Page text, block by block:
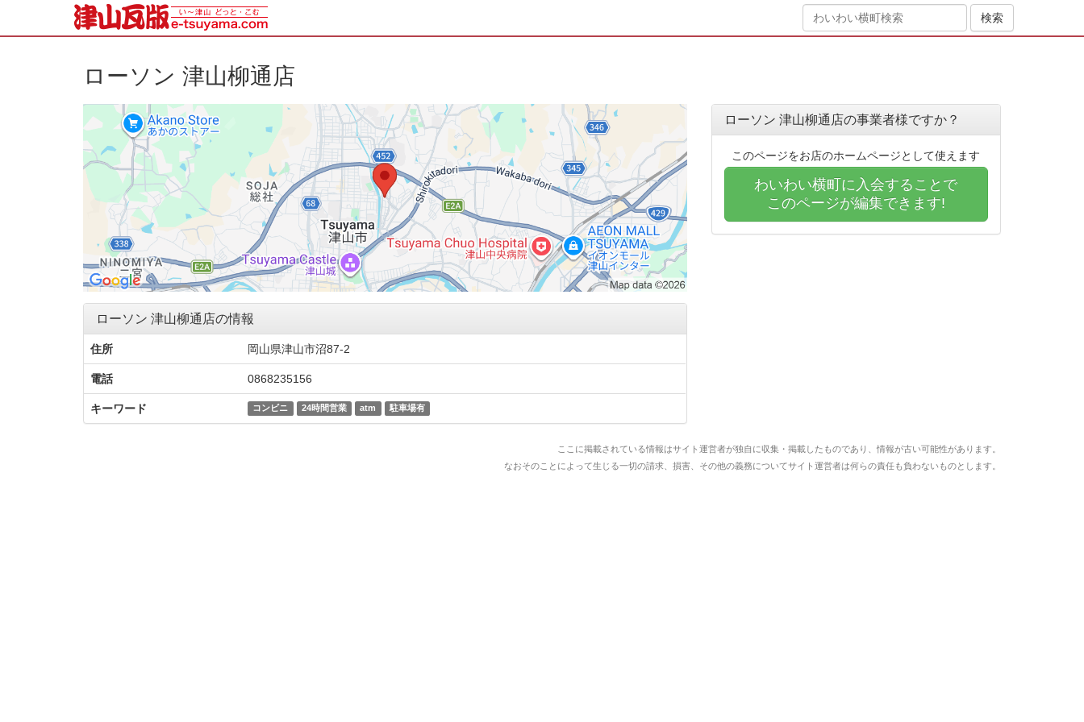
ローソン 津山柳通店
ローソン 津山柳通店の情報
住所 岡山県津山市沼87‐2
電話 0868235156
キーワード コンビニ 24時間営業 atm 駐車場有
ローソン 津山柳通店の事業者様ですか？
このページをお店のホームページとして使えます
わいわい横町に入会することで
このページが編集できます!
ここに掲載されている情報はサイト運営者が独自に収集・掲載したものであり、情報が古い可能性があります。
なおそのことによって生じる一切の請求、損害、その他の義務についてサイト運営者は何らの責任も負わないものとします。